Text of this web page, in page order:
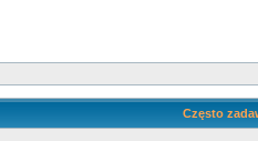
Często